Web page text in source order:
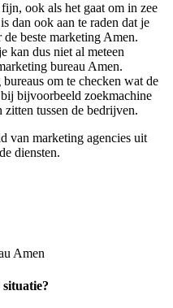
ook als het gaat om in zee
dan ook aan te raden dat je
beste marketing Amen.
kan dus niet al meteen
bureau Amen.
om te checken wat de
bijvoorbeeld zoekmachine
tussen de bedrijven.
van marketing agencies uit
diensten.
Amen